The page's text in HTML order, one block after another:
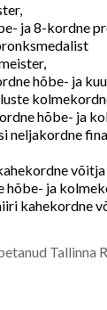
ja 8-kordne
hõbe- ja
hõbe- ja
neljakordne
hõbe- ja
kahekordne
Tallinna